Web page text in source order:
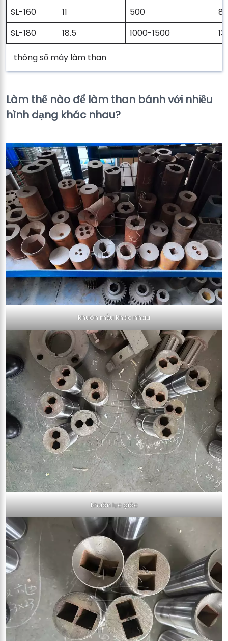
SL-160
11 500
SL-180
18.5 1000-1500
thông số máy làm than
Làm thế nào để làm than bánh với nhiều
hình dạng khác nhau?
khuôn mẫu khác nhau
khuôn lục giác